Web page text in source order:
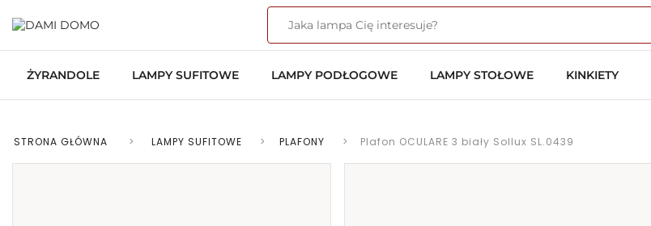
ŻYRANDOLE LAMPY SUFITOWE LAMPY PODŁOGOWE LAMPY STOŁOWE KINKIETY
STRONA GŁÓWNA > LAMPY SUFITOWE > PLAFONY > Plafon OCULARE 3 biały Sollux SL.0439